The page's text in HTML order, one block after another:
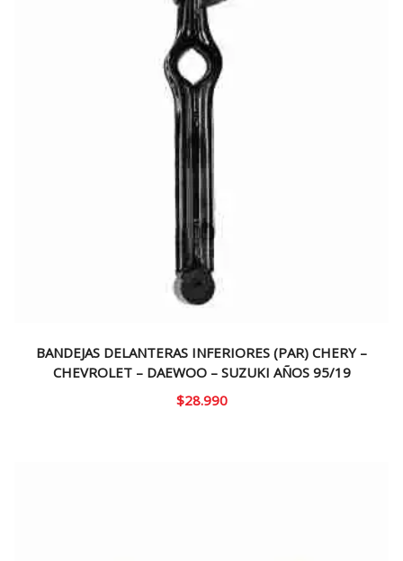
BANDEJAS DELANTERAS INFERIORES (PAR) CHERY –
CHEVROLET – DAEWOO – SUZUKI AÑOS 95/19
$28.990